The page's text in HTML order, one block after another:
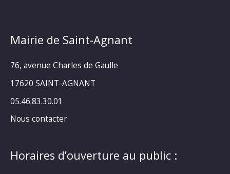
Mairie de Saint-Agnant
76, avenue Charles de Gaulle
17620 SAINT-AGNANT
05.46.83.30.01
Nous contacter
Horaires d’ouverture au public :